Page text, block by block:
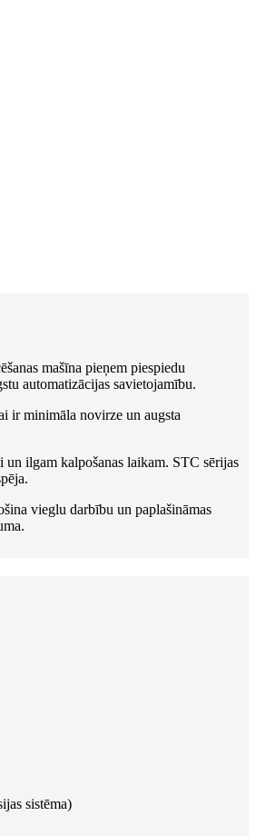
mašīna pieņem piespiedu
automatizācijas savietojamību.
ir minimāla novirze un augsta
ilgam kalpošanas laikam. STC sērijas
vieglu darbību un paplašināmas
sistēma)